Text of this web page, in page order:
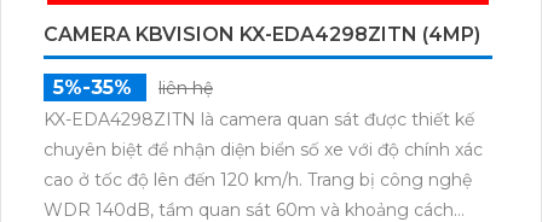
CAMERA KBVISION KX-EDA4298ZITN (4MP)
5%-35%
liên hệ
KX-EDA4298ZITN là camera quan sát được thiết kế
chuyên biệt để nhận diện biển số xe với độ chính xác
cao ở tốc độ lên đến 120 km/h. Trang bị công nghệ
WDR 140dB, tầm quan sát 60m và khoảng cách